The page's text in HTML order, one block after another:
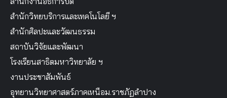
สำนักวิทยบริการและเทคโนโลยี ฯ
สำนักศิลปะและวัฒนธรรม
สถาบันวิจัยและพัฒนา
โรงเรียนสาธิตมหาวิทยาลัย ฯ
งานประชาสัมพันธ์
อุทยานวิทยาศาสตร์ภาคเหนือม.ราชภัฏลำปาง